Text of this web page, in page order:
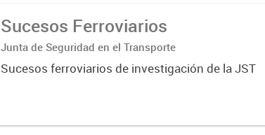
Sucesos Ferroviarios
Junta de Seguridad en el Transporte
Sucesos ferroviarios de investigación de la JST